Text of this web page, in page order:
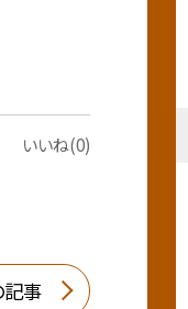
いいね(0)
事